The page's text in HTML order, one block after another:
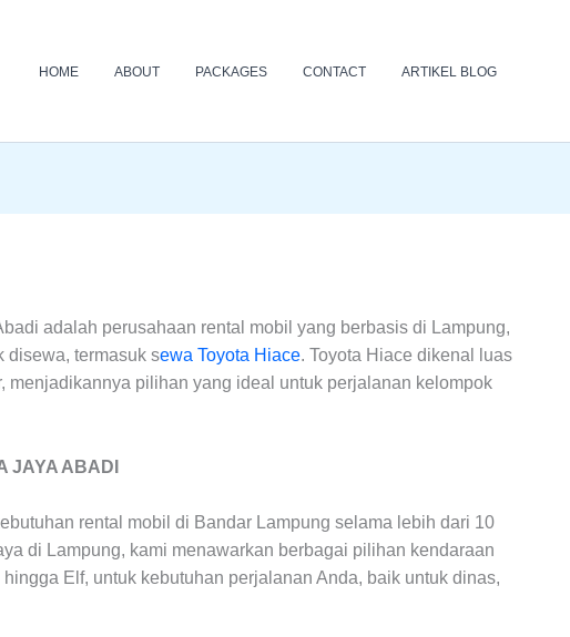
HOME ABOUT PACKAGES CONTACT ARTIKEL BLOG
adalah perusahaan rental mobil yang berbasis di Lampung,
disewa, termasuk sewa Toyota Hiace. Toyota Hiace dikenal luas
menjadikannya pilihan yang ideal untuk perjalanan kelompok
JAYA ABADI
rental mobil di Bandar Lampung selama lebih dari 10
di Lampung, kami menawarkan berbagai pilihan kendaraan
Elf, untuk kebutuhan perjalanan Anda, baik untuk dinas,